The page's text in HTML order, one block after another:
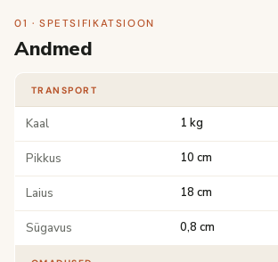
01 · SPETSIFIKATSIOON
Andmed
TRANSPORT
Kaal 1 kg
Pikkus 10 cm
Laius 18 cm
Sügavus 0,8 cm